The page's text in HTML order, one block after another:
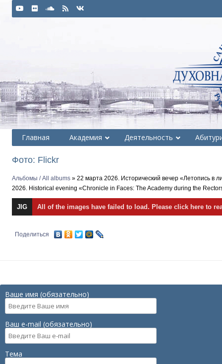
Главная Академия Деятельность
Фото: Flickr
Альбомы / All albums » 22 марта 2026. Исторический вечер «Летопись в
2026. Historical evening «Chronicle in Faces: The Academy during the
JIG All of the images have failed to load. Please click here to
Поделиться
Ваше имя (обязательно)
Ваш e-mail (обязательно)
Тема